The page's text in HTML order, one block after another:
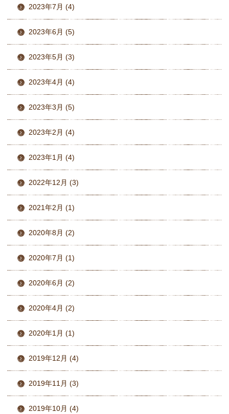
2023年7月 (4)
2023年6月 (5)
2023年5月 (3)
2023年4月 (4)
2023年3月 (5)
2023年2月 (4)
2023年1月 (4)
2022年12月 (3)
2021年2月 (1)
2020年8月 (2)
2020年7月 (1)
2020年6月 (2)
2020年4月 (2)
2020年1月 (1)
2019年12月 (4)
2019年11月 (3)
2019年10月 (4)